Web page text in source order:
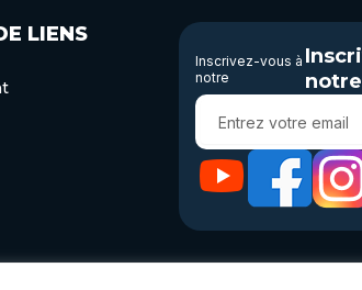
LIENS
Inscrivez-vous à
notre
notre
your
email